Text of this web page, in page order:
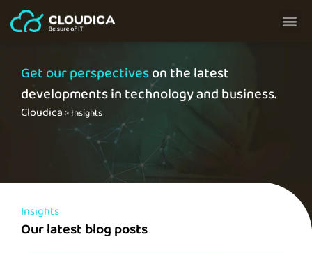
Get our perspectiveson the latest
developments in technology and business.
Cloudica>Insights
Insights
Our latest blog posts